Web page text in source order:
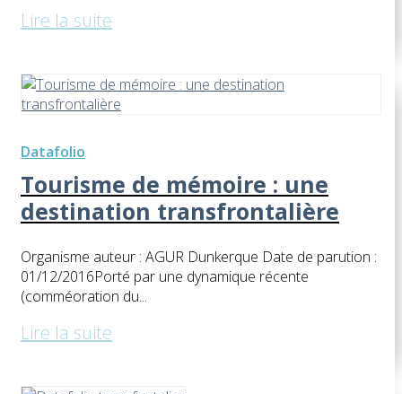
Lire la suite
Datafolio
Tourisme de mémoire : une
destination transfrontalière
Organisme auteur : AGUR Dunkerque Date de parution :
01/12/2016Porté par une dynamique récente
(comméoration du...
Lire la suite